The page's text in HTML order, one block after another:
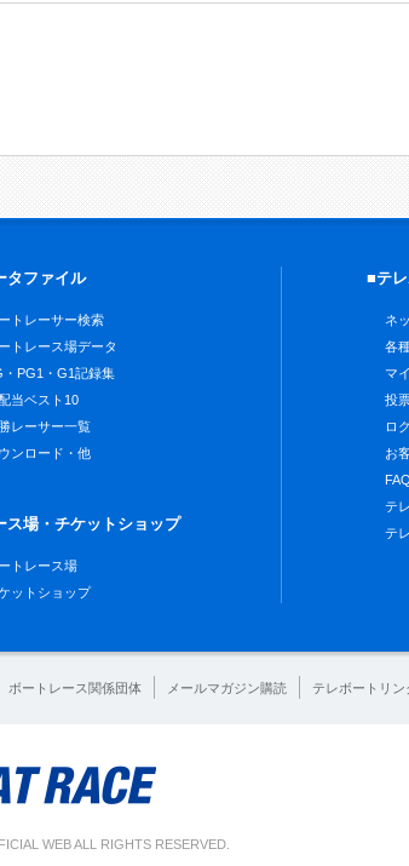
タファイル
トレーサー検索
トレース場データ
・PG1・G1記録集
当ベスト10
レーサー一覧
ンロード・他
ス場・チケットショップ
トレース場
ットショップ
■テ
ネ
各
マ
投
ロ
お
テ
テ
ボートレース関係団体 メールマガジン購読 テレボートリン
WEB ALL RIGHTS RESERVED.